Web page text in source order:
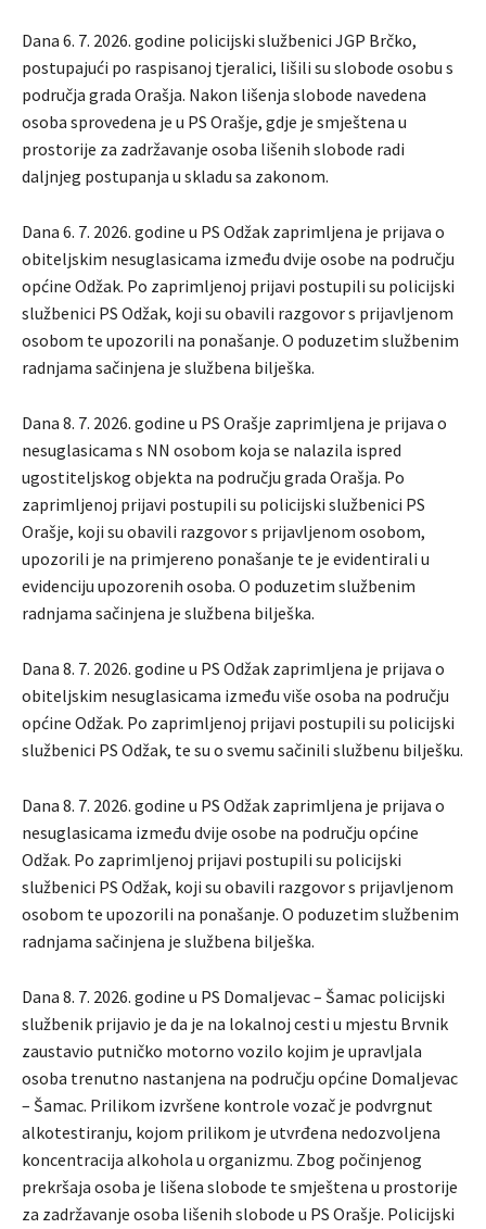
Dana 6. 7. 2026. godine policijski službenici JGP Brčko,
postupajući po raspisanoj tjeralici, lišili su slobode osobu s
područja grada Orašja. Nakon lišenja slobode navedena
osoba sprovedena je u PS Orašje, gdje je smještena u
prostorije za zadržavanje osoba lišenih slobode radi
daljnjeg postupanja u skladu sa zakonom.
Dana 6. 7. 2026. godine u PS Odžak zaprimljena je prijava o
obiteljskim nesuglasicama između dvije osobe na području
općine Odžak. Po zaprimljenoj prijavi postupili su policijski
službenici PS Odžak, koji su obavili razgovor s prijavljenom
osobom te upozorili na ponašanje. O poduzetim službenim
radnjama sačinjena je službena bilješka.
Dana 8. 7. 2026. godine u PS Orašje zaprimljena je prijava o
nesuglasicama s NN osobom koja se nalazila ispred
ugostiteljskog objekta na području grada Orašja. Po
zaprimljenoj prijavi postupili su policijski službenici PS
Orašje, koji su obavili razgovor s prijavljenom osobom,
upozorili je na primjereno ponašanje te je evidentirali u
evidenciju upozorenih osoba. O poduzetim službenim
radnjama sačinjena je službena bilješka.
Dana 8. 7. 2026. godine u PS Odžak zaprimljena je prijava o
obiteljskim nesuglasicama između više osoba na području
općine Odžak. Po zaprimljenoj prijavi postupili su policijski
službenici PS Odžak, te su o svemu sačinili službenu bilješku.
Dana 8. 7. 2026. godine u PS Odžak zaprimljena je prijava o
nesuglasicama između dvije osobe na području općine
Odžak. Po zaprimljenoj prijavi postupili su policijski
službenici PS Odžak, koji su obavili razgovor s prijavljenom
osobom te upozorili na ponašanje. O poduzetim službenim
radnjama sačinjena je službena bilješka.
Dana 8. 7. 2026. godine u PS Domaljevac – Šamac policijski
službenik prijavio je da je na lokalnoj cesti u mjestu Brvnik
zaustavio putničko motorno vozilo kojim je upravljala
osoba trenutno nastanjena na području općine Domaljevac
– Šamac. Prilikom izvršene kontrole vozač je podvrgnut
alkotestiranju, kojom prilikom je utvrđena nedozvoljena
koncentracija alkohola u organizmu. Zbog počinjenog
prekršaja osoba je lišena slobode te smještena u prostorije
za zadržavanje osoba lišenih slobode u PS Orašje. Policijski